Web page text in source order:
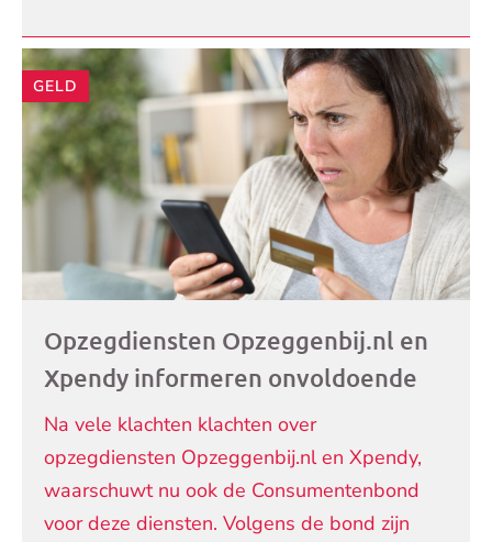
GELD
Opzegdiensten Opzeggenbij.nl en
Xpendy informeren onvoldoende
Na vele klachten klachten over
opzegdiensten Opzeggenbij.nl en Xpendy,
waarschuwt nu ook de Consumentenbond
voor deze diensten. Volgens de bond zijn